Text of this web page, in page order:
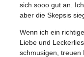
sich sooo gut an.
aber die Skepsis
Wenn ich ein
Liebe und
schmusigen, treuen